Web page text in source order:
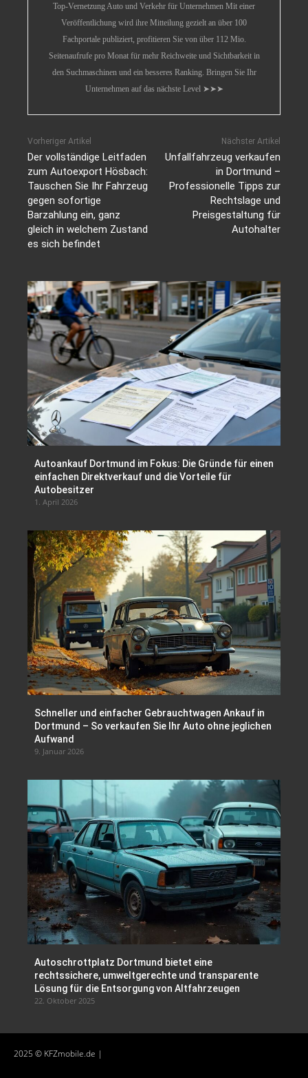
Top-Vernetzung Auto und Verkehr für Unternehmen Mit einer
Veröffentlichung wird ihre Mitteilung gezielt an über 100
Fachportale publiziert, profitieren Sie von über 112 Mio.
Seitenaufrufe pro Monat für mehr Reichweite und Sichtbarkeit in
den Suchmaschinen und ein besseres Ranking. Bringen Sie Ihr
Unternehmen auf das nächste Level ➤➤➤
Vorheriger Artikel
Der vollständige Leitfaden
zum Autoexport Hösbach:
Tauschen Sie Ihr Fahrzeug
gegen sofortige
Barzahlung ein, ganz
gleich in welchem Zustand
es sich befindet
Nächster Artikel
Unfallfahrzeug verkaufen
in Dortmund –
Professionelle Tipps zur
Rechtslage und
Preisgestaltung für
Autohalter
Autoankauf Dortmund im Fokus: Die Gründe für einen
einfachen Direktverkauf und die Vorteile für
Autobesitzer
1. April 2026
Schneller und einfacher Gebrauchtwagen Ankauf in
Dortmund – So verkaufen Sie Ihr Auto ohne jeglichen
Aufwand
9. Januar 2026
Autoschrottplatz Dortmund bietet eine
rechtssichere, umweltgerechte und transparente
Lösung für die Entsorgung von Altfahrzeugen
22. Oktober 2025
2025 © KFZmobile.de |